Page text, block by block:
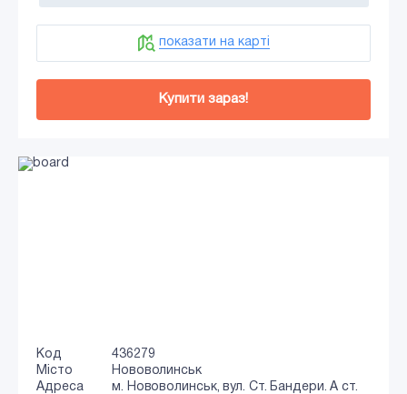
показати на карті
Купити зараз!
Код
436279
Місто
Нововолинськ
Адреса
м. Нововолинськ, вул. Ст. Бандери. А ст.